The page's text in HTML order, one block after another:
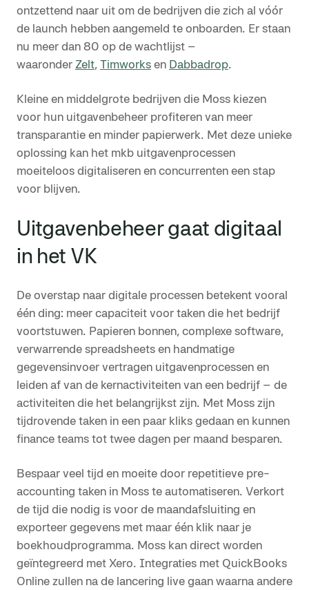
ontzettend naar uit om de bedrijven die zich al vóór
de launch hebben aangemeld te onboarden. Er staan
nu meer dan 80 op de wachtlijst –
waaronder Zelt,Timworksen Dabbadrop.
Kleine en middelgrote bedrijven die Moss kiezen
voor hun uitgavenbeheer profiteren van meer
transparantie en minder papierwerk. Met deze unieke
oplossing kan het mkb uitgavenprocessen
moeiteloos digitaliseren en concurrenten een stap
voor blijven.
Uitgavenbeheer gaat digitaal
in het VK
De overstap naar digitale processen betekent vooral
één ding: meer capaciteit voor taken die het bedrijf
voortstuwen. Papieren bonnen, complexe software,
verwarrende spreadsheets en handmatige
gegevensinvoer vertragen uitgavenprocessen en
leiden af van de kernactiviteiten van een bedrijf – de
activiteiten die het belangrijkst zijn. Met Moss zijn
tijdrovende taken in een paar kliks gedaan en kunnen
finance teams tot twee dagen per maand besparen.
Bespaar veel tijd en moeite door repetitieve pre-
accounting taken in Moss te automatiseren. Verkort
de tijd die nodig is voor de maandafsluiting en
exporteer gegevens met maar één klik naar je
boekhoudprogramma. Moss kan direct worden
geïntegreerd met Xero. Integraties met QuickBooks
Online zullen na de lancering live gaan waarna andere